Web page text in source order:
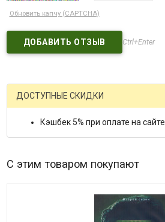
Обновить капчу (CAPTCHA)
Ctrl+Enter
ДОСТУПНЫЕ СКИДКИ
Кэшбек 5% при оплате на сайте
С этим товаром покупают